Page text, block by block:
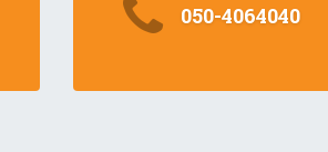
050-4064040